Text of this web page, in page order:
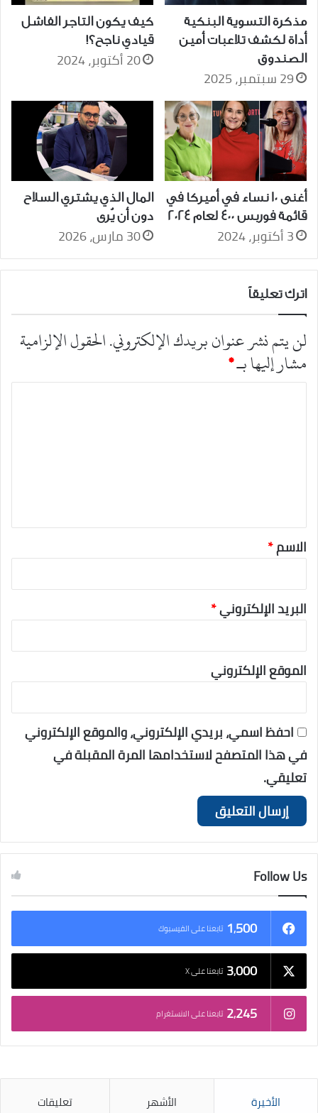
مذكرة التسوية البنكية
أداة لكشف تلاعبات أمين
الصندوق
29 سبتمبر، 2025
كيف يكون التاجر الفاشل
قيادي ناجح؟!
20 أكتوبر، 2024
أغنى 10 نساء في أميركا في
قائمة فوربس 400 لعام 2024
3 أكتوبر، 2024
المال الذي يشتري السلاح
دون أن يُرى
30 مارس، 2026
اترك تعليقاً
لن يتم نشر عنوان بريدك الإلكتروني.الحقول الإلزامية
مشار إليها بـ*
ا
الاسم*
البريد الإلكتروني*
الموقع الإلكتروني
احفظ اسمي، بريدي الإلكتروني، والموقع الإلكتروني
في هذا المتصفح لاستخدامها المرة المقبلة في
تعليقي.
Follow Us
1٬500 تابعنا على الفيسبوك
3٬000 تابعنا على X
2٬245 تابعنا على الانستغرام
الأخيرة الأشهر تعليقات